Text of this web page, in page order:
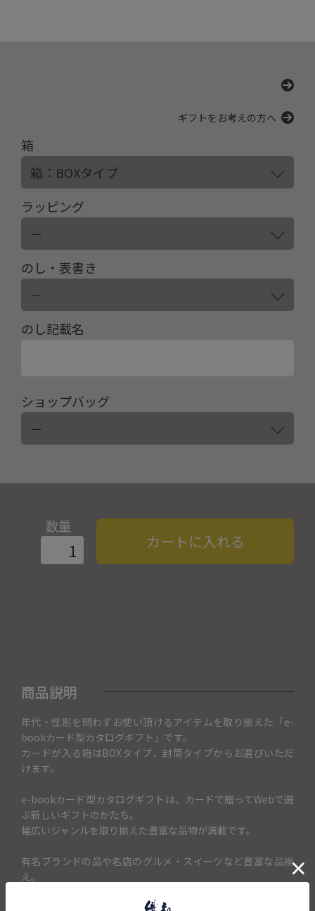
ギフトをお考えの方へ
箱
ラッピング
のし・表書き
のし記載名
ショップバッグ
数量
カートに入れる
商品説明
年代・性別を問わずお使い頂けるアイテムを取り揃えた「e-
bookカード型カタログギフト」です。
カードが入る箱はBOXタイプ、封筒タイプからお選びいただ
けます。
e-bookカード型カタログギフトは、カードで贈ってWebで選
ぶ新しいギフトのかたち。
幅広いジャンルを取り揃えた豊富な品物が満載です。
有名ブランドの品や名店のグルメ・スイーツなど豊富な品揃
え。
ェアなどアイテムが満載です。